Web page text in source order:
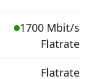
1700 Mbit/s
Flatrate
Flatrate